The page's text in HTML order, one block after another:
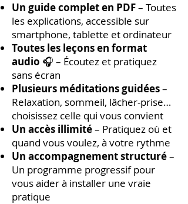
Un guide complet en PDF– Toutes
les explications, accessible sur
smartphone, tablette et ordinateur
Toutes les leçons en format
audio 🎧 – Écoutez et pratiquez
sans écran
Plusieurs méditations guidées–
Relaxation, sommeil, lâcher-prise…
choisissez celle qui vous convient
Un accès illimité– Pratiquez où et
quand vous voulez, à votre rythme
Un accompagnement structuré–
Un programme progressif pour
vous aider à installer une vraie
pratique